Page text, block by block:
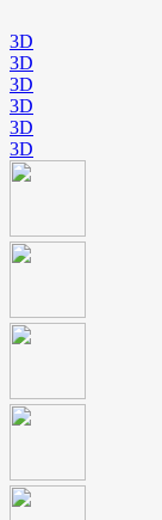
3D
3D
3D
3D
3D
3D